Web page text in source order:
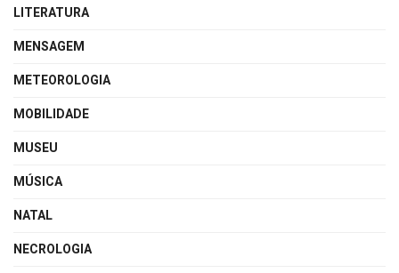
LITERATURA
MENSAGEM
METEOROLOGIA
MOBILIDADE
MUSEU
MÚSICA
NATAL
NECROLOGIA